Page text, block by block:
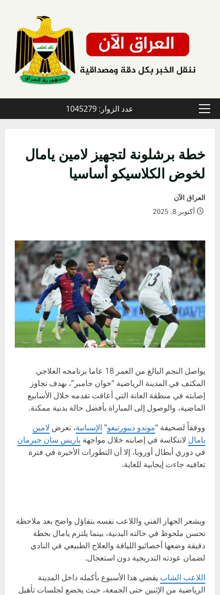
القائمة
عدد الزوار: 1045279
خطة برشلونة لتجهيز لامين يامال
لخوض الكلاسيكو أساسيا
العراق الآن
أكتوبر 8, 2025
يواصل النجم البالغ من العمر 18 عاما برنامجه العلاجي
المكثف في المدينة الرياضية “خوان جامبر”، بهدف تجاوز
إصابته في منطقة العانة التي أعاقت تقدمه خلال الأسابيع
الماضية، والوصول إلى المباراة بأفضل حالة بدنية ممكنة.
ووفقاً لصحيفة “موندو ديبورتيفو” الإسبانية، تعرض لامين
يامال لانتكاسة في إصابته خلال مواجهة باريس سان جيرمان
في دوري أبطال أوروبا، إلا أن التطورات الأخيرة في فترة
تعافيه جاءت إيجابية للغاية.
ويشعر الجهاز الفني واللاعب نفسه بتفاؤل واضح بعد ملاحظة
تحسن ملحوظ في حالته البدنية، بينما يلتزم يامال بخطة
دقيقة وضعها أخصائيو اللياقة والعلاج الطبيعي في النادي
لضمان عودته التدريجية دون استعجال.
اللاعب الشاب يقضي هذا الأسبوع بأكمله داخل المدينة
الرياضية من الإثنين حتى الجمعة، حيث يخضع لجلسات تأهيل